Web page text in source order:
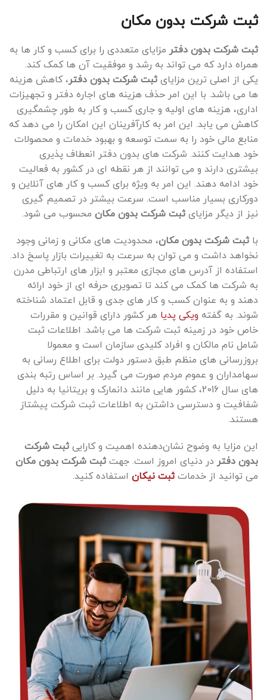
ثبت شرکت بدون مکان
ثبت شرکت بدون دفتر مزایای متعددی را برای کسب ‌و کار ها به
همراه دارد که می ‌تواند به رشد و موفقیت آن ‌ها کمک کند.
یکی از اصلی‌ ترین مزایایثبت شرکت بدون دفتر، کاهش هزینه
ها می باشد. با این امر حذف هزینه‌ های اجاره دفتر و تجهیزات
اداری، هزینه ‌های اولیه و جاری کسب ‌و کار به طور چشمگیری
کاهش می ‌یابد. این امر به کارآفرینان این امکان را می ‌دهد که
منابع مالی خود را به سمت توسعه و بهبود خدمات و محصولات
خود هدایت کنند. شرکت ‌های بدون دفتر انعطاف ‌پذیری
بیشتری دارند و می ‌توانند از هر نقطه ‌ای در کشور به فعالیت
خود ادامه دهند. این امر به ویژه برای کسب‌ و کار های آنلاین و
دورکاری بسیار مناسب است. سرعت بیشتر در تصمیم ‌گیری
نیز از دیگر مزایایثبت شرکت بدون مکان محسوب می شود.
با ثبت شرکت بدون مکان، محدودیت ‌های مکانی و زمانی وجود
نخواهد داشت و می ‌توان به سرعت به تغییرات بازار پاسخ داد.
استفاده از آدرس‌ های مجازی معتبر و ابزار های ارتباطی مدرن
به شرکت‌ ها کمک می ‌کند تا تصویری حرفه ‌ای از خود ارائه
دهند و به عنوان کسب ‌و کار های جدی و قابل اعتماد شناخته
شوند. به گفته ویکی پدیا هر کشور دارای قوانین و مقررات
خاص خود در زمینه ثبت شرکت ‌ها می باشد. اطلاعات ثبت
شامل نام مالکان و افراد کلیدی سازمان است و معمولا
بروزرسانی های منظم طبق دستور دولت برای اطلاع ‌رسانی به
سهامداران و عموم مردم صورت می‌ گیرد. بر اساس رتبه‌ بندی‌
های سال 2016، کشور هایی مانند دانمارک و بریتانیا به دلیل
شفافیت و دسترسی داشتن به اطلاعات ثبت شرکت پیشتاز
هستند.
این مزایا به وضوح نشان‌دهنده اهمیت و کاراییثبت شرکت
بدون دفتر در دنیای امروز است. جهتثبت شرکت بدون مکان
می توانید از خدماتثبت نیکان استفاده کنید.